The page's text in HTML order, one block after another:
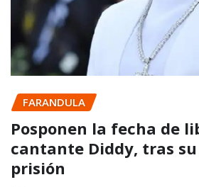
FARANDULA
Posponen la fecha de
cantante Diddy, tras
prisión